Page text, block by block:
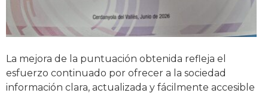
La mejora de la puntuación obtenida refleja el
esfuerzo continuado por ofrecer a la sociedad
información clara, actualizada y fácilmente accesible